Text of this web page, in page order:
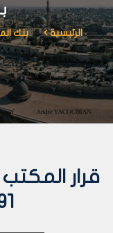
الرئيسية بنك
قرار
191